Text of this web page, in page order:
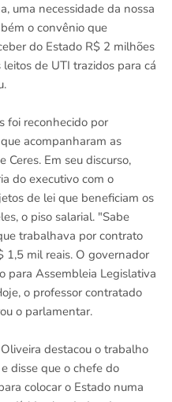
uma necessidade da nossa
o convênio que
do Estado R$ 2 milhões
de UTI trazidos para cá
foi reconhecido por
acompanharam as
Ceres. Em seu discurso,
do executivo com o
de lei que beneficiam os
o piso salarial. "Sabe
trabalhava por contrato
1,5 mil reais. O governador
para Assembleia Legislativa
o professor contratado
o parlamentar.
destacou o trabalho
disse que o chefe do
colocar o Estado numa